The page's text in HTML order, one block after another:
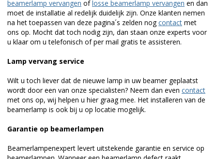
beamerlamp vervangen oflosse beamerlamp vervangen en dan
moet de installatie al redelijk duidelijk zijn. Onze klanten nemen
na het toepassen van deze pagina´s zelden nogcontact met
ons op. Mocht dat toch nodig zijn, dan staan onze experts voor
u klaar om u telefonisch of per mail gratis te assisteren.
Lamp vervang service
Wilt u toch liever dat de nieuwe lamp in uw beamer geplaatst
wordt door een van onze specialisten? Neem dan even contact
met ons op, wij helpen u hier graag mee. Het installeren van de
beamerlamp is ook bij u op locatie mogelijk.
Garantie op beamerlampen
Beamerlampenexpert levert uitstekende garantie en service op